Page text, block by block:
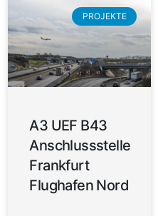
PROJEKTE
A3 UEF B43
Anschlussstelle
Frankfurt
Flughafen Nord